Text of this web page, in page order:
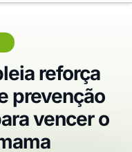
reforça
prevenção
vencer o